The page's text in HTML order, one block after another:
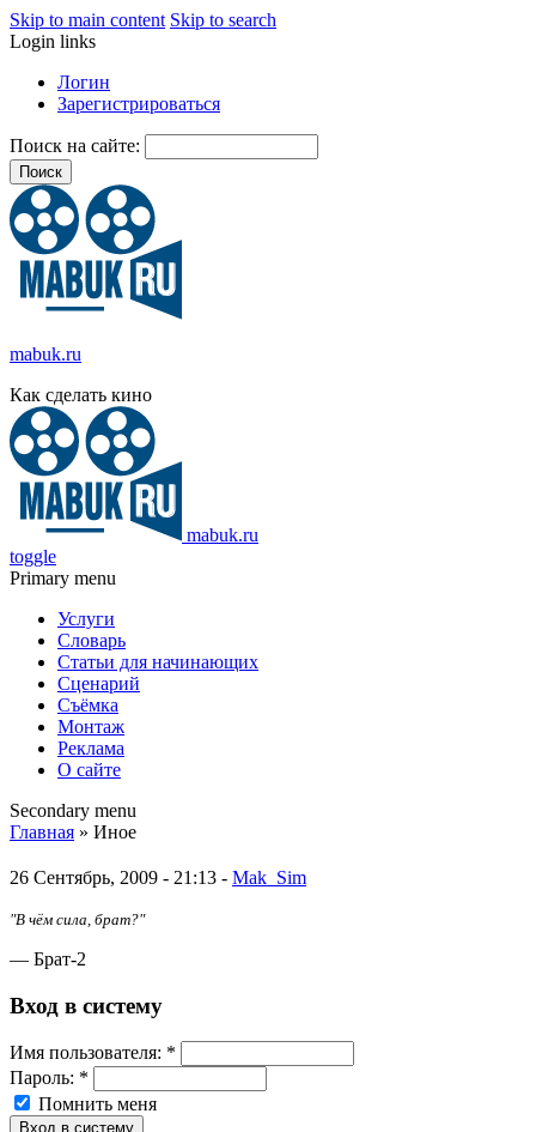
Skip to main content Skip to search
Login links
Логин
Зарегистрироваться
Поиск на сайте:
mabuk.ru
Как сделать кино
mabuk.ru
toggle
Primary menu
Услуги
Словарь
Статьи для начинающих
Сценарий
Съёмка
Монтаж
Реклама
О сайте
Secondary menu
Главная » Иное
26 Сентябрь, 2009 - 21:13 - Mak_Sim
"В чём сила, брат?"
— Брат-2
Вход в систему
Имя пoльзовaтeля: *
Пароль: *
Помнить меня